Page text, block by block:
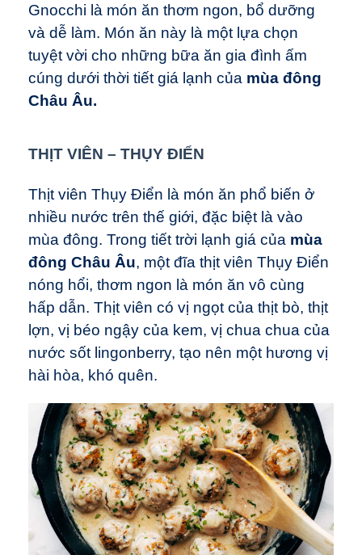
Gnocchi là món ăn thơm ngon, bổ dưỡng
và dễ làm. Món ăn này là một lựa chọn
tuyệt vời cho những bữa ăn gia đình ấm
cúng dưới thời tiết giá lạnh của mùa đông
Châu Âu.
THỊT VIÊN – THỤY ĐIỂN
Thịt viên Thụy Điển là món ăn phổ biến ở
nhiều nước trên thế giới, đặc biệt là vào
mùa đông. Trong tiết trời lạnh giá của mùa
đông Châu Âu, một đĩa thịt viên Thụy Điển
nóng hổi, thơm ngon là món ăn vô cùng
hấp dẫn. Thịt viên có vị ngọt của thịt bò, thịt
lợn, vị béo ngậy của kem, vị chua chua của
nước sốt lingonberry, tạo nên một hương vị
hài hòa, khó quên.